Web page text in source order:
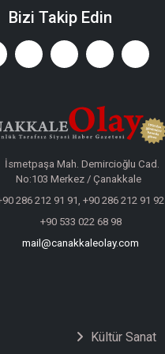
Bizi Takip Edin
İsmetpaşa Mah. Demircioğlu Cad.
No:103 Merkez / Çanakkale
286 212 91 91, +90 286 212 91 92
+90 533 022 68 98
mail@canakkaleolay.com
Kültür Sanat